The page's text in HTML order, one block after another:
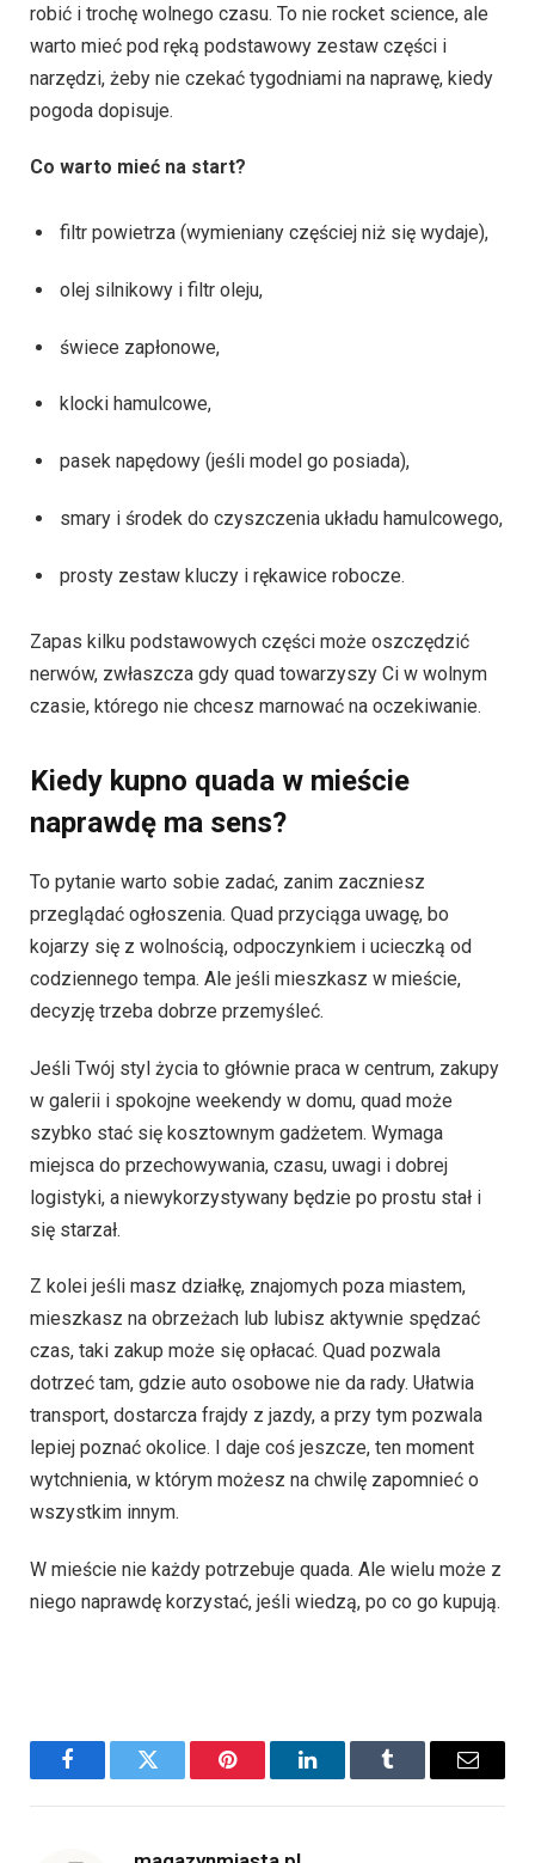
robić i trochę wolnego czasu. To nie rocket science, ale
warto mieć pod ręką podstawowy zestaw części i
narzędzi, żeby nie czekać tygodniami na naprawę, kiedy
pogoda dopisuje.
Co warto mieć na start?
filtr powietrza (wymieniany częściej niż się wydaje),
olej silnikowy i filtr oleju,
świece zapłonowe,
klocki hamulcowe,
pasek napędowy (jeśli model go posiada),
smary i środek do czyszczenia układu hamulcowego,
prosty zestaw kluczy i rękawice robocze.
Zapas kilku podstawowych części może oszczędzić
nerwów, zwłaszcza gdy quad towarzyszy Ci w wolnym
czasie, którego nie chcesz marnować na oczekiwanie.
Kiedy kupno quada w mieście
naprawdę ma sens?
To pytanie warto sobie zadać, zanim zaczniesz
przeglądać ogłoszenia. Quad przyciąga uwagę, bo
kojarzy się z wolnością, odpoczynkiem i ucieczką od
codziennego tempa. Ale jeśli mieszkasz w mieście,
decyzję trzeba dobrze przemyśleć.
Jeśli Twój styl życia to głównie praca w centrum, zakupy
w galerii i spokojne weekendy w domu, quad może
szybko stać się kosztownym gadżetem. Wymaga
miejsca do przechowywania, czasu, uwagi i dobrej
logistyki, a niewykorzystywany będzie po prostu stał i
się starzał.
Z kolei jeśli masz działkę, znajomych poza miastem,
mieszkasz na obrzeżach lub lubisz aktywnie spędzać
czas, taki zakup może się opłacać. Quad pozwala
dotrzeć tam, gdzie auto osobowe nie da rady. Ułatwia
transport, dostarcza frajdy z jazdy, a przy tym pozwala
lepiej poznać okolice. I daje coś jeszcze, ten moment
wytchnienia, w którym możesz na chwilę zapomnieć o
wszystkim innym.
W mieście nie każdy potrzebuje quada. Ale wielu może z
niego naprawdę korzystać, jeśli wiedzą, po co go kupują.
FacebookTwitter Pinterest LinkedInTumblr Email